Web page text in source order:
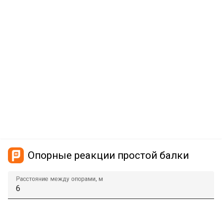
Опорные реакции простой балки
Расстояние между опорами, м